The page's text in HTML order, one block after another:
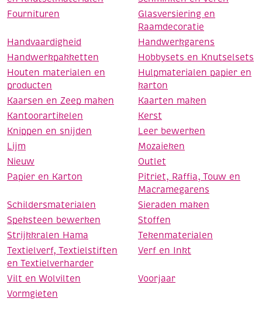
Fournituren
Glasversiering en
Raamdecoratie
Handvaardigheid
Handwerkgarens
Handwerkpakketten
Hobbysets en Knutselsets
Houten materialen en
producten
Hulpmaterialen papier en
karton
Kaarsen en Zeep maken
Kaarten maken
Kantoorartikelen
Kerst
Knippen en snijden
Leer bewerken
Lijm
Mozaieken
Nieuw
Outlet
Papier en Karton
Pitriet, Raffia, Touw en
Macramegarens
Schildersmaterialen
Sieraden maken
Speksteen bewerken
Stoffen
Strijkkralen Hama
Tekenmaterialen
Textielverf, Textielstiften
en Textielverharder
Verf en Inkt
Vilt en Wolvilten
Voorjaar
Vormgieten